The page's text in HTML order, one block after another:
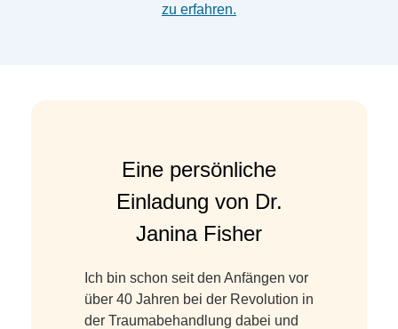
zu erfahren.
Eine persönliche
Einladung von Dr.
Janina Fisher
Ich bin schon seit den Anfängen vor
über 40 Jahren bei der Revolution in
der Traumabehandlung dabei und